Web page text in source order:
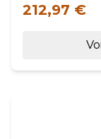
212,97 €